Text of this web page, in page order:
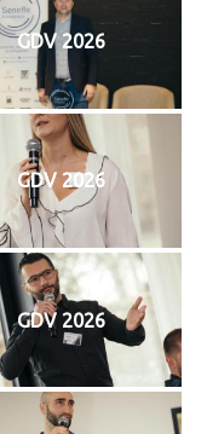
GDV 2026
GDV 2026
GDV 2026